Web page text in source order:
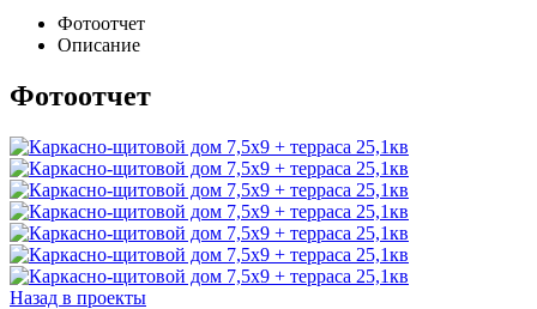
Фотоотчет
Описание
Фотоотчет
Назад в проекты